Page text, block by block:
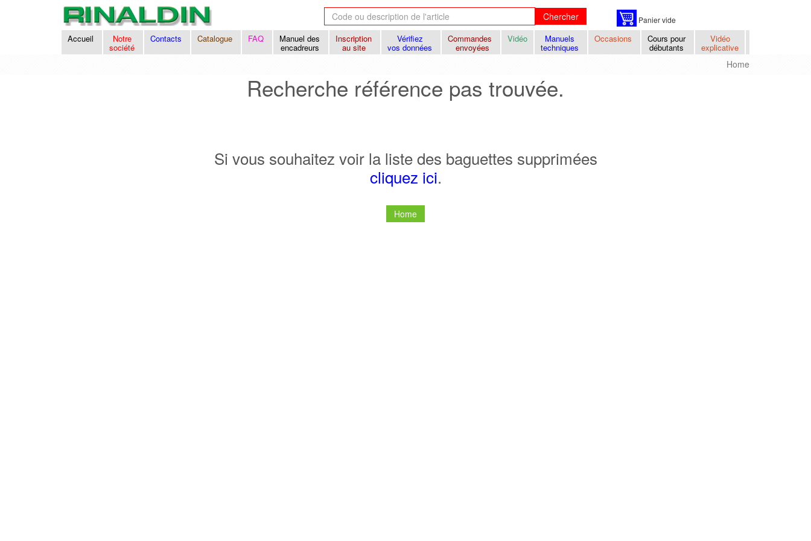
Chercher Panier vide
Accueil Notre
société
Contacts Catalogue FAQ Manuel des
encadreurs
Inscription
au site
Vérifiez
vos données
Commandes
envoyées
Vidéo Manuels
techniques
Occasions Cours pour
débutants
Vidéo
explicative
Home
Recherche référence pas trouvée.
Si vous souhaitez voir la liste des baguettes supprimées
cliquez ici.
Home